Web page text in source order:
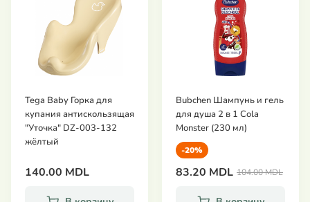
Tega Baby Горка для
купания антискользящая
"Уточка" DZ-003-132
жёлтый
140.00 MDL
Bubchen Шампунь и гель
для душа 2 в 1 Cola
Monster (230 мл)
-20%
83.20 MDL 104.00 MDL